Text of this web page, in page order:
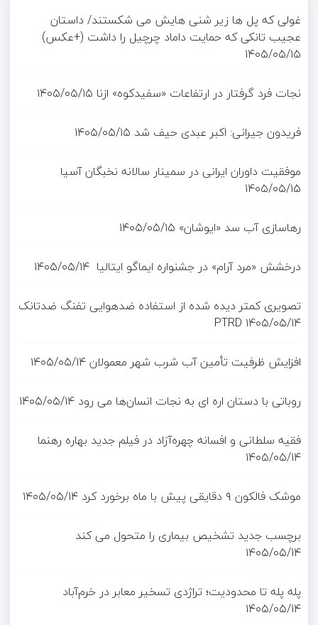
غولی که پل ها زیر شنی هایش می شکستند/ داستان
عجیب تانکی که حمایت داماد چرچیل را داشت (+عکس)
۱۴۰۵/۰۵/۱۵
نجات فرد گرفتار در ارتفاعات «سفیدکوه» ازنا ۱۴۰۵/۰۵/۱۵
فریدون جیرانی: اکبر عبدی حیف شد ۱۴۰۵/۰۵/۱۵
موفقیت داوران ایرانی در سمینار سالانه نخبگان آسیا
۱۴۰۵/۰۵/۱۵
رهاسازی آب سد «ایوشان» ۱۴۰۵/۰۵/۱۵
درخشش «مرد آرام» در جشنواره ایماگو ایتالیا ۱۴۰۵/۰۵/۱۴
تصویری کمتر دیده شده از استفاده ضدهوایی تفنگ ضدتانک
PTRD ۱۴۰۵/۰۵/۱۴
افزایش ظرفیت تأمین آب شرب شهر معمولان۱۴۰۵/۰۵/۱۴
روباتی با دستان اره ای به نجات انسان‌ها می رود ۱۴۰۵/۰۵/۱۴
فقیه سلطانی و افسانه چهره‌آزاد در فیلم جدید بهاره رهنما
۱۴۰۵/۰۵/۱۴
موشک فالکون ۹ دقایقی پیش با ماه برخورد کرد
۱۴۰۵/۰۵/۱۴
برچسب جدید تشخیص بیماری را متحول می کند
۱۴۰۵/۰۵/۱۴
پله پله تا محدودیت؛ تراژدی تسخیر معابر در خرم‌آباد
۱۴۰۵/۰۵/۱۴